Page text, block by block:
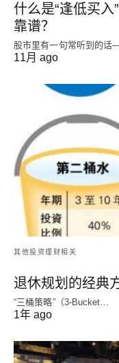
什么是“逢低买
靠谱？
股市里有一句常听到的话
11月 ago
其他投资理财相关
退休规划的经典
“三桶策略”（3-Bucket…
1年 ago